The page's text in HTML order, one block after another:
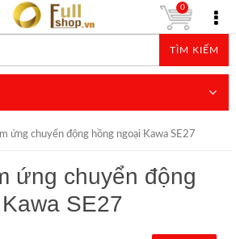
TÌM KIẾM
0
ứng chuyển động hồng ngoại Kawa SE27
ứng chuyển động
SE27